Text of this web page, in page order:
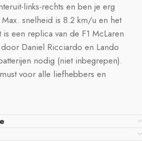
links-rechts en ben je erg
snelheid is 8.2 km/u en het
een replica van de F1 McLaren
Daniel Ricciardo en Lando
nodig (niet inbegrepen).
voor alle liefhebbers en